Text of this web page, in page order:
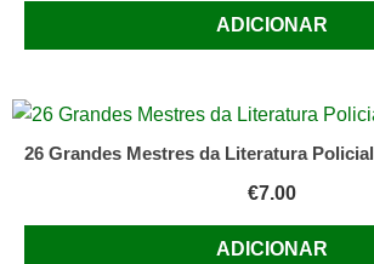
ADICIONAR
26 Grandes Mestres da Literatura Policial
€7.00
ADICIONAR